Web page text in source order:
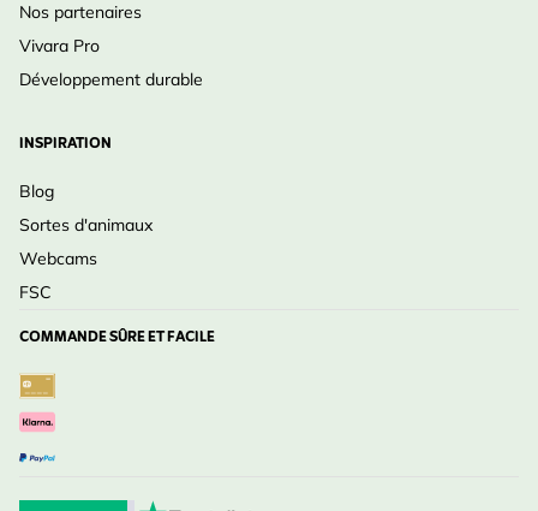
Nos partenaires
Vivara Pro
Développement durable
INSPIRATION
Blog
Sortes d'animaux
Webcams
FSC
COMMANDE SÛRE ET FACILE